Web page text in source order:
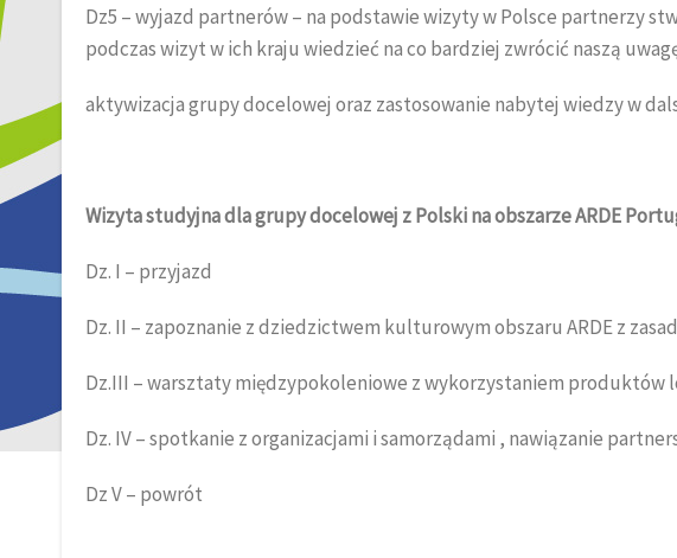
Dz5 – wyjazd partnerów – na podstawie wizyty w Polsce partnerzy
podczas wizyt w ich kraju wiedzieć na co bardziej zwrócić naszą
aktywizacja grupy docelowej oraz zastosowanie nabytej wiedzy w
Wizyta studyjna dla grupy docelowej z Polski na obszarze ARDE
Dz. I – przyjazd
Dz. II – zapoznanie z dziedzictwem kulturowym obszaru ARDE z
Dz.III – warsztaty międzypokoleniowe z wykorzystaniem produktów
Dz. IV – spotkanie z organizacjami i samorządami , nawiązanie
Dz V – powrót